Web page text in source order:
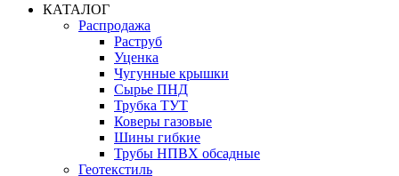
КАТАЛОГ
Распродажа
Раструб
Уценка
Чугунные крышки
Сырье ПНД
Трубка ТУТ
Коверы газовые
Шины гибкие
Трубы НПВХ обсадные
Геотекстиль